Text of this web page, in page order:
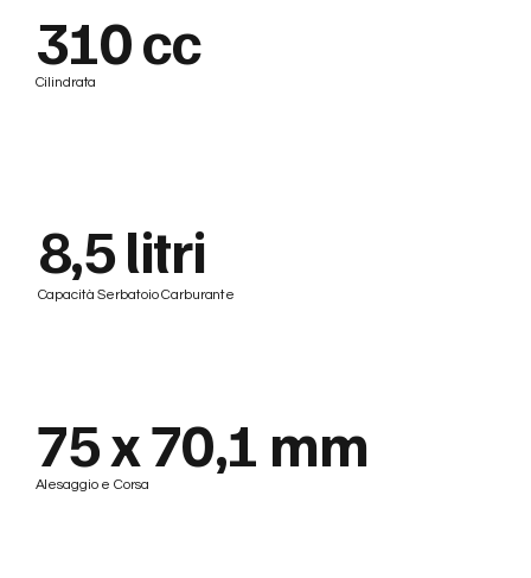
310 cc
Cilindrata
8,5 litri
Capacità Serbatoio Carburante
75 x 70,1 mm
Alesaggio e Corsa